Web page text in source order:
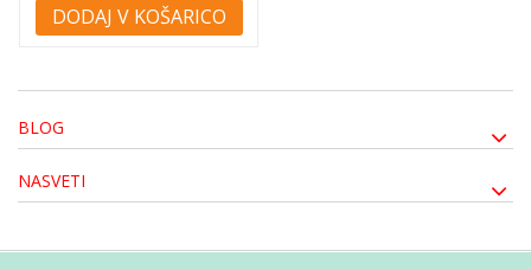
DODAJ V KOŠARICO
BLOG
NASVETI